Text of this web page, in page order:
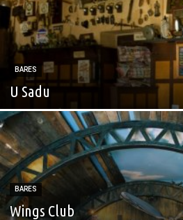
BARES
U Sadu
BARES
Wings Club